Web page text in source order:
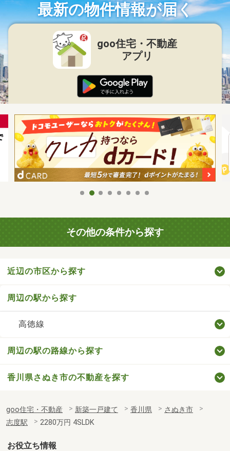
最新の物件情報が届く
goo住宅・不動産
アプリ
その他の条件から探す
近辺の市区から探す
周辺の駅から探す
高徳線
周辺の駅の路線から探す
香川県さぬき市の不動産を探す
goo住宅・不動産 新築一戸建て 香川県
さぬき市
志度駅
2280万円 4SLDK
お役立ち情報